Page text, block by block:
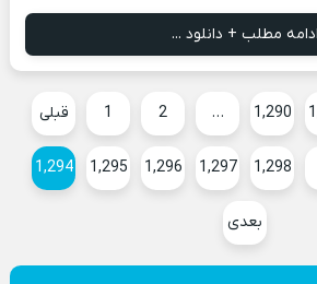
ادامه مطلب + دانلود ...
قبلی 1 2 … 1,290
1,294 1,295 1,296 1,297 1,298
بعدی